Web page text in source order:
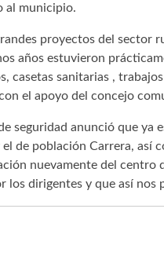
al municipio.
proyectos del sector
años estuvieron
casetas sanitarias ,
el apoyo del concejo
seguridad anunció que
el de población Carrera, así
nuevamente del centro
los dirigentes y que así nos